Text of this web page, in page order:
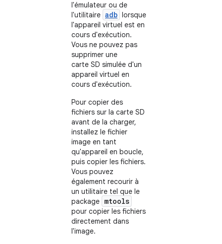
l'émulateur ou de
l'utilitaire adb lorsque
l'appareil virtuel est en
cours d'exécution.
Vous ne pouvez pas
supprimer une
carte SD simulée d'un
appareil virtuel en
cours d'exécution.
Pour copier des
fichiers sur la carte SD
avant de la charger,
installez le fichier
image en tant
qu'appareil en boucle,
puis copier les fichiers.
Vous pouvez
également recourir à
un utilitaire tel que le
package mtools
pour copier les fichiers
directement dans
l'image.